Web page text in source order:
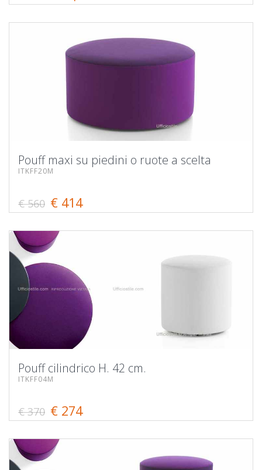
Pouff maxi su piedini o ruote a scelta
ITKFF20M
€ 560 € 414
Pouff cilindrico H. 42 cm.
ITKFF04M
€ 370 € 274